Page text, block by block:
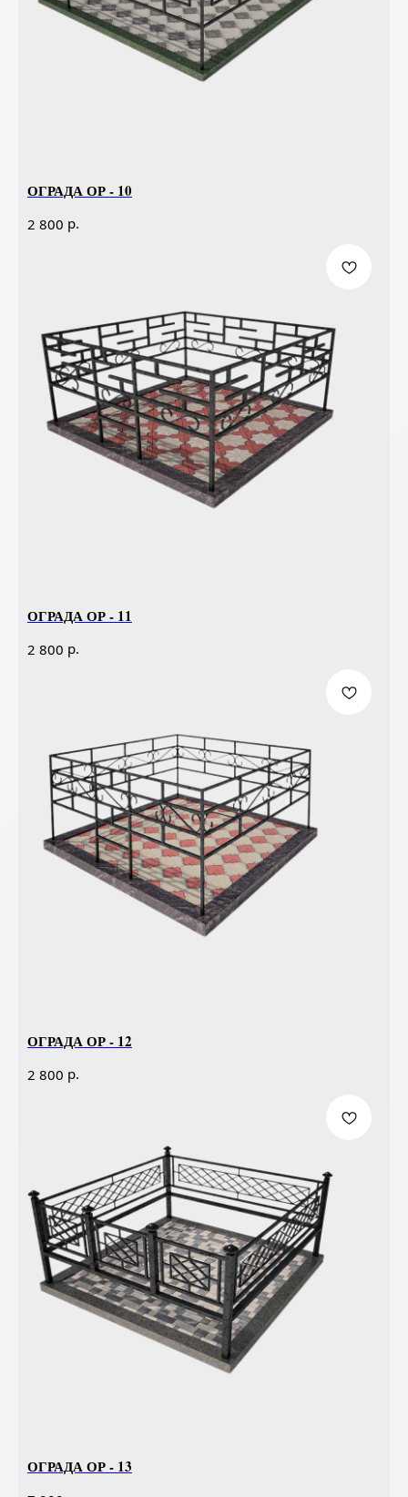
ОГРАДА ОР - 10
2 800 р.
ОГРАДА ОР - 11
2 800 р.
ОГРАДА ОР - 12
2 800 р.
ОГРАДА ОР - 13